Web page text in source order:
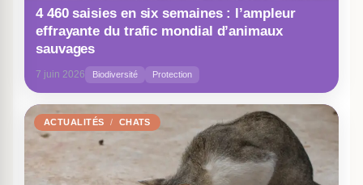
4 460 saisies en six semaines : l’ampleur
effrayante du trafic mondial d’animaux
sauvages
7 juin 2026 Biodiversité Protection
ACTUALITÉS CHATS